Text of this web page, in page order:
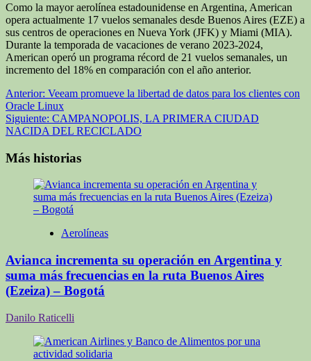
Como la mayor aerolínea estadounidense en Argentina, American
opera actualmente 17 vuelos semanales desde Buenos Aires (EZE) a
sus centros de operaciones en Nueva York (JFK) y Miami (MIA).
Durante la temporada de vacaciones de verano 2023-2024,
American operó un programa récord de 21 vuelos semanales, un
incremento del 18% en comparación con el año anterior.
Navegación
de
entradas
Anterior: Veeam promueve la libertad de datos para los clientes con
Oracle Linux
Siguiente: CAMPANOPOLIS, LA PRIMERA CIUDAD
NACIDA DEL RECICLADO
Más historias
Aerolíneas
Avianca incrementa su operación en Argentina y
suma más frecuencias en la ruta Buenos Aires
(Ezeiza) – Bogotá
Danilo Raticelli